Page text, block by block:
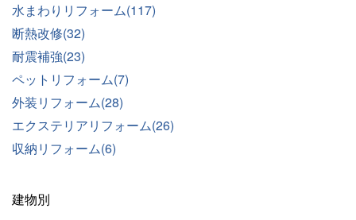
水まわりリフォーム(117)
断熱改修(32)
耐震補強(23)
ペットリフォーム(7)
外装リフォーム(28)
エクステリアリフォーム(26)
収納リフォーム(6)
建物別